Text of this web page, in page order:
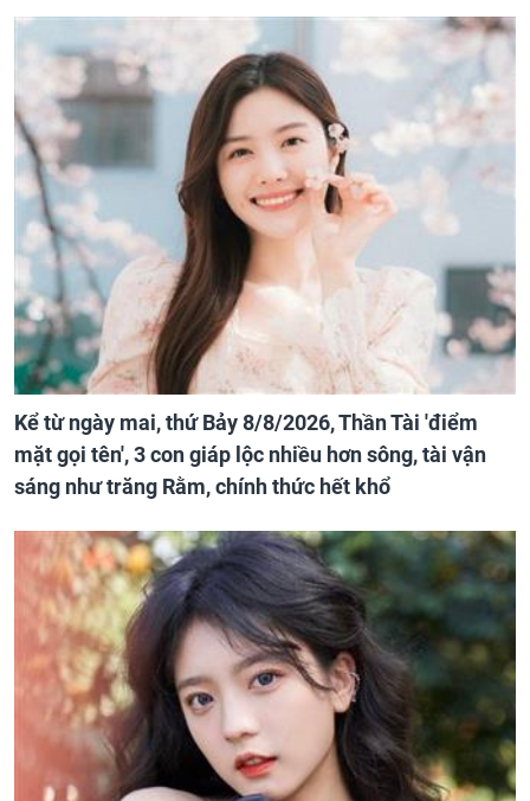
Kể từ ngày mai, thứ Bảy 8/8/2026, Thần Tài 'điểm
mặt gọi tên', 3 con giáp lộc nhiều hơn sông, tài vận
sáng như trăng Rằm, chính thức hết khổ